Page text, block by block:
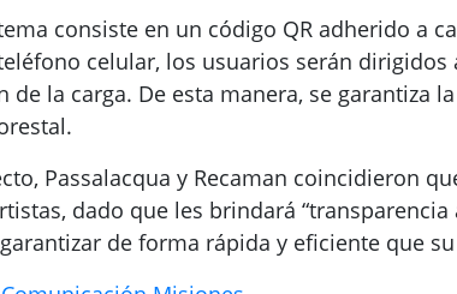
consiste en un código QR adherido a
celular, los usuarios serán
de la carga. De esta manera, se garantiza
Passalacqua y Recaman coincidieron
dado que les brindará
de forma rápida y eficiente que